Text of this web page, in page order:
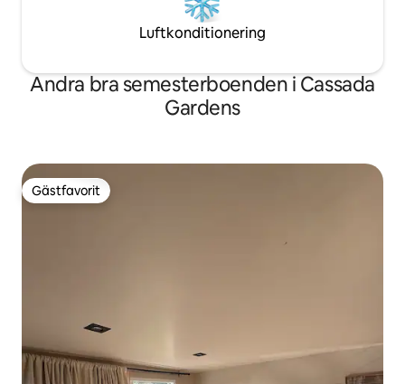
Luftkonditionering
Andra bra semesterboenden i Cassada
Gardens
Gästfavorit
Gästfavorit